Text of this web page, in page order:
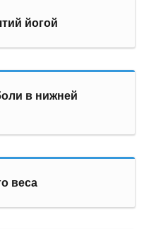
йогой
в нижней
веса